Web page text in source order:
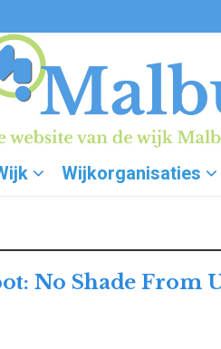
Wijkorganisaties
No Shade From